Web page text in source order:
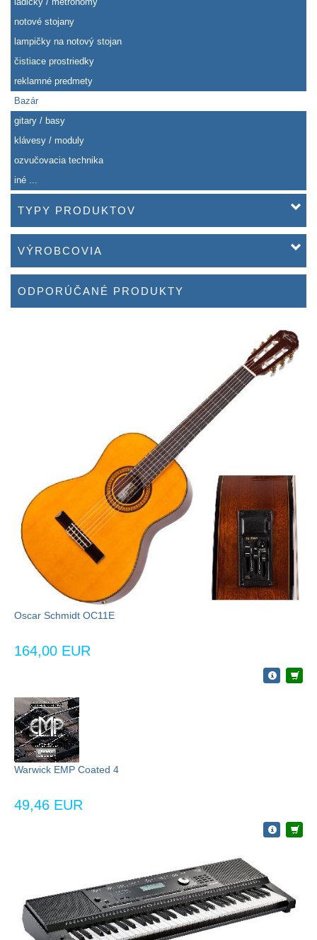
notové stojany
lampičky na notový stojan
čistiace prostriedky
reklamné predmety
Bazár
gitary / basy
klávesy / moduly
ozvučovacia technika
iné ...
TYPY PRODUKTOV
VÝROBCOVIA
ODPORÚČANÉ PRODUKTY
Oscar Schmidt OC11E
164,00 EUR
Warwick EMP Coated 4
49,46 EUR